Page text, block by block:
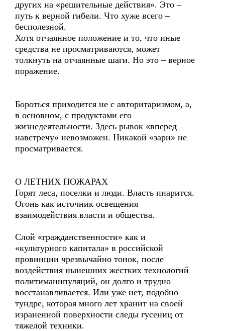
других на «решительные действия». Это –
путь к верной гибели. Что хуже всего –
бесполезной.
Хотя отчаянное положение и то, что иные
средства не просматриваются, может
толкнуть на отчаянные шаги. Но это – верное
поражение.
Бороться приходится не с авторитаризмом, а,
в основном, с продуктами его
жизнедеятельности. Здесь рывок «вперед –
навстречу» невозможен. Никакой «зари» не
просматривается.
О ЛЕТНИХ ПОЖАРАХ
Горят леса, поселки и люди. Власть пиарится.
Огонь как источник освещения
взаимодействия власти и общества.
Слой «гражданственности» как и
«культурного капитала» в российской
провинции чрезвычайно тонок, после
воздействия нынешних жестких технологий
политиманипуляций, он долго и трудно
восстанавливается. Или уже нет, подобно
тундре, которая много лет хранит на своей
израненной поверхности следы гусениц от
тяжелой техники.